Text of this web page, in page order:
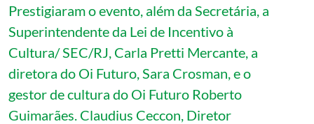
Prestigiaram o evento, além da Secretária, a
Superintendente da Lei de Incentivo à
Cultura/ SEC/RJ, Carla Pretti Mercante, a
diretora do Oi Futuro, Sara Crosman, e o
gestor de cultura do Oi Futuro Roberto
Guimarães. Claudius Ceccon, Diretor